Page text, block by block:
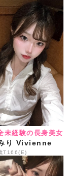
・ウイスキ
示ください
️
なこ
りん
・り
未経験の長身美女
り Vivienne
T166(E)